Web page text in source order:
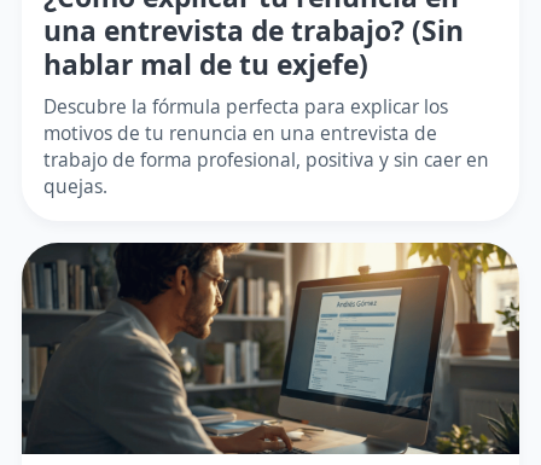
una entrevista de trabajo? (Sin
hablar mal de tu exjefe)
Descubre la fórmula perfecta para explicar los
motivos de tu renuncia en una entrevista de
trabajo de forma profesional, positiva y sin caer en
quejas.